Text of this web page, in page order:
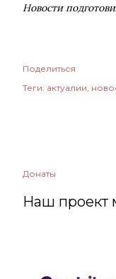
Новости
Поделиться
Теги: актуалии
Донаты
Наш проект